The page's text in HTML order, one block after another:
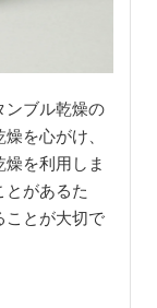
ンブル乾燥の
を心がけ、
を利用しま
とがあるた
ことが大切で